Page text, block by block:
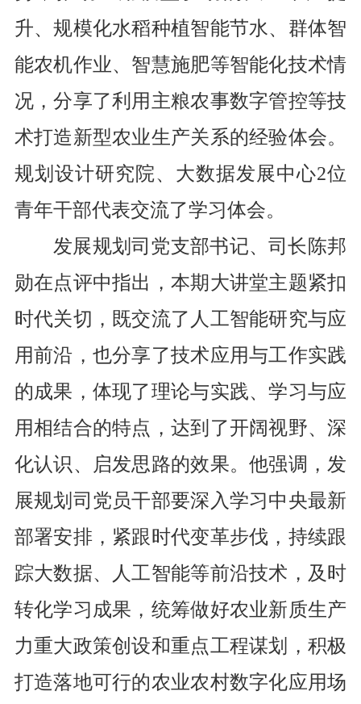
升、规模化水稻种植智能节水、群体智
能农机作业、智慧施肥等智能化技术情
况，分享了利用主粮农事数字管控等技
术打造新型农业生产关系的经验体会。
规划设计研究院、大数据发展中心2位
青年干部代表交流了学习体会。
发展规划司党支部书记、司长陈邦
勋在点评中指出，本期大讲堂主题紧扣
时代关切，既交流了人工智能研究与应
用前沿，也分享了技术应用与工作实践
的成果，体现了理论与实践、学习与应
用相结合的特点，达到了开阔视野、深
化认识、启发思路的效果。他强调，发
展规划司党员干部要深入学习中央最新
部署安排，紧跟时代变革步伐，持续跟
踪大数据、人工智能等前沿技术，及时
转化学习成果，统筹做好农业新质生产
力重大政策创设和重点工程谋划，积极
打造落地可行的农业农村数字化应用场